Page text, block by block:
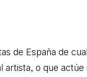
de España de
artista, o que actúe